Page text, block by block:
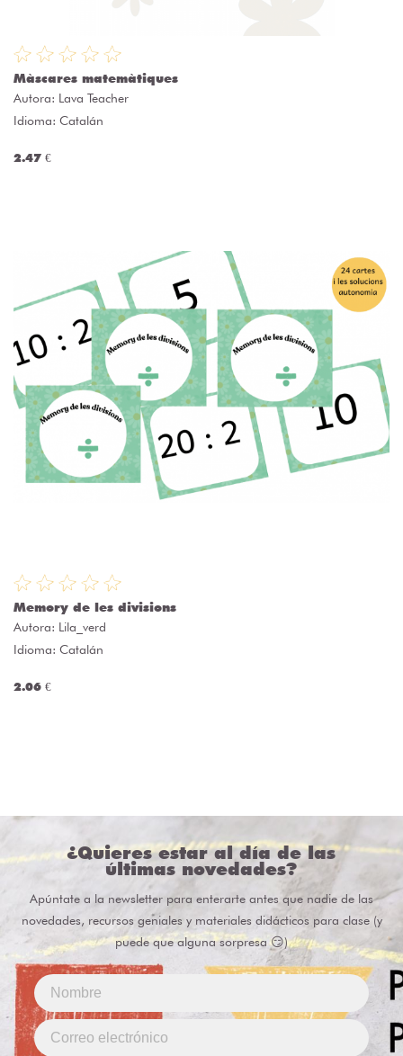
Màscares matemàtiques
Autora: Lava Teacher
Idioma: Catalán
2.47 €
Memory de les divisions
Autora: Lila_verd
Idioma: Catalán
2.06 €
¿Quieres estar al día de las
últimas novedades?
Apúntate a la newsletter para enterarte antes que nadie de las
novedades, recursos geniales y materiales didácticos para clase (y
puede que alguna sorpresa 😏)